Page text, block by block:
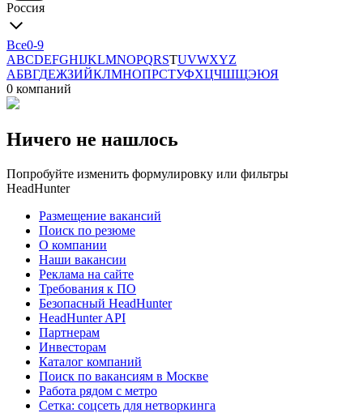
Россия
Все0-9
ABCDEFGHIJKLMNOPQRSTUVWXYZ
АБВГДЕЖЗИЙКЛМНОПРСТУФХЦЧШЩЭЮЯ
0 компаний
Ничего не нашлось
Попробуйте изменить формулировку или фильтры
HeadHunter
Размещение вакансий
Поиск по резюме
О компании
Наши вакансии
Реклама на сайте
Требования к ПО
Безопасный HeadHunter
HeadHunter API
Партнерам
Инвесторам
Каталог компаний
Поиск по вакансиям в Москве
Работа рядом с метро
Сетка: соцсеть для нетворкинга